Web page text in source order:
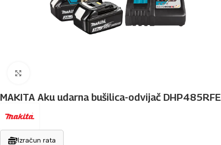
MAKITA Aku udarna bušilica-odvijač DHP485RFE
Izračun rata